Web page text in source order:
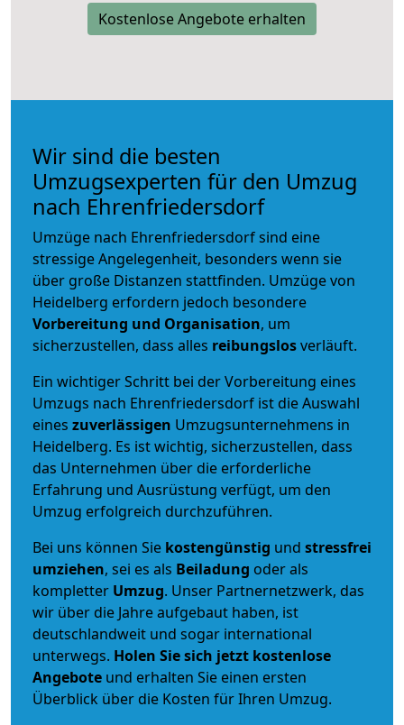
Kostenlose Angebote erhalten
Wir sind die besten
Umzugsexperten für den Umzug
nach Ehrenfriedersdorf
Umzüge nach Ehrenfriedersdorf sind eine
stressige Angelegenheit, besonders wenn sie
über große Distanzen stattfinden. Umzüge von
Heidelberg erfordern jedoch besondere
Vorbereitung und Organisation, um
sicherzustellen, dass alles reibungslosverläuft.
Ein wichtiger Schritt bei der Vorbereitung eines
Umzugs nach Ehrenfriedersdorf ist die Auswahl
eines zuverlässigen Umzugsunternehmens in
Heidelberg. Es ist wichtig, sicherzustellen, dass
das Unternehmen über die erforderliche
Erfahrung und Ausrüstung verfügt, um den
Umzug erfolgreich durchzuführen.
Bei uns können Sie kostengünstig und stressfrei
umziehen, sei es als Beiladung oder als
kompletter Umzug. Unser Partnernetzwerk, das
wir über die Jahre aufgebaut haben, ist
deutschlandweit und sogar international
unterwegs. Holen Sie sich jetzt kostenlose
Angebote und erhalten Sie einen ersten
Überblick über die Kosten für Ihren Umzug.